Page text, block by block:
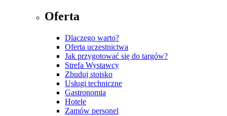
Oferta
Dlaczego warto?
Oferta uczestnictwa
Jak przygotować się do targów?
Strefa Wystawcy
Zbuduj stoisko
Usługi techniczne
Gastronomia
Hotele
Zamów personel